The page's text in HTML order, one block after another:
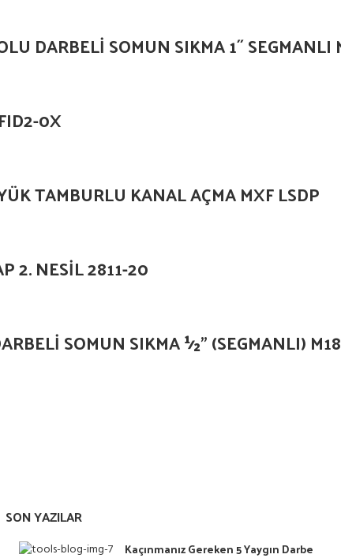
DARBELİ SOMUN SIKMA 1˝
0X
TAMBURLU KANAL AÇMA MXF LSDP
2. NESİL 2811-20
SOMUN SIKMA ½” (SEGMANLI)
SON YAZILAR
Kaçınmanız Gereken 5 Yaygın Darbe